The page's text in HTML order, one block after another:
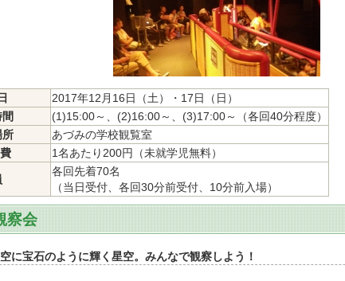
2017年12月16日（土）・17日（日）
(1)15:00～、(2)16:00～、(3)17:00～（各回40分程度）
所
あづみの学校観覧室
1名あたり200円（未就学児無料）
各回先着70名
（当日受付、各回30分前受付、10分前入場）
察会
に宝石のように輝く星空。みんなで観察しよう！